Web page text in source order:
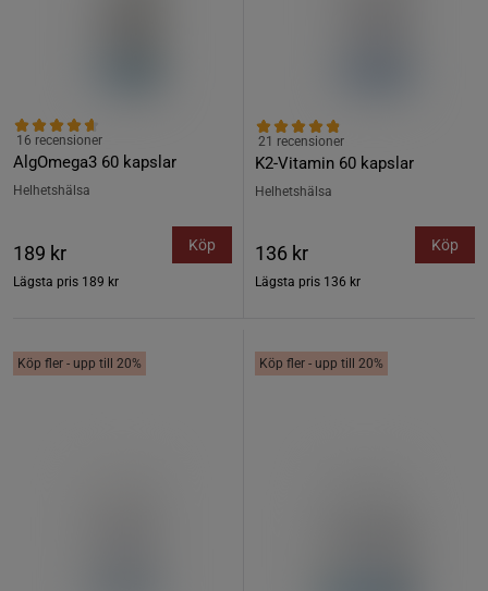
AlgOmega3 60 kapslar
16 recensioner
Helhetshälsa
189 kr
Lägsta pris 189 kr
Köp
K2-Vitamin 60 kapslar
21 recensioner
Helhetshälsa
136 kr
Lägsta pris 136 kr
Köp
Köp fler - upp till 20% Köp fler - upp till 20%